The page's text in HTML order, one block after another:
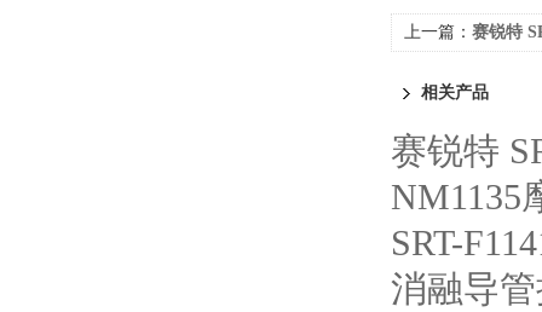
上一篇： 赛锐特
相关产品
赛锐特
NM1135
SRT-
消融导